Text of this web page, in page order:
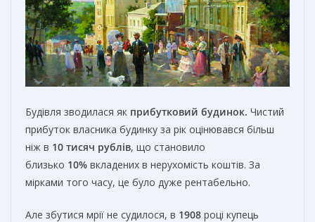
Будівля зводилася як прибутковий будинок. Чистий
прибуток власника будинку за рік оцінювався більш
ніж в 10 тисяч рублів, що становило
близько 10% вкладених в нерухомість коштів. За
мірками того часу, це було дуже рентабельно.
Але збутися мрії не судилося, в 1908 році купець